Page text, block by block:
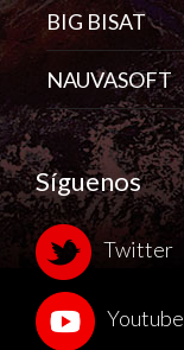
BIG BISAT
NAUVASOFT
Síguenos
Twitter
Youtube